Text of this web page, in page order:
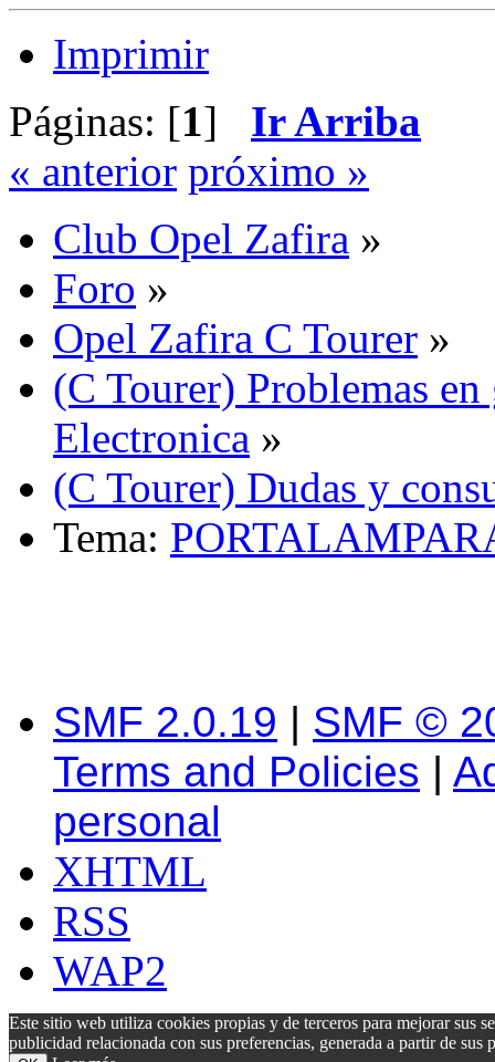
Imprimir
Páginas: [1] Ir Arriba
« anterior próximo »
Club Opel Zafira »
Foro »
Opel Zafira C Tourer »
(C Tourer) Problemas
Electronica »
(C Tourer) Dudas y
Tema:
SMF 2.0.19 | SMF ©
Terms and Policies |
personal
XHTML
RSS
WAP2
Este sitio web utiliza cookies propias y de terceros para mejorar sus
publicidad relacionada con sus preferencias, generada a partir de